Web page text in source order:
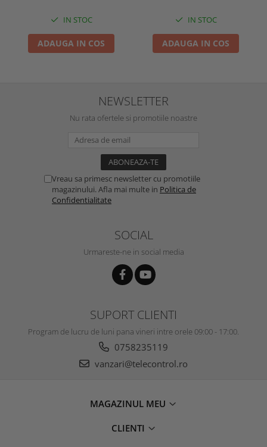
IN STOC
ADAUGA IN COS
IN STOC
ADAUGA IN COS
NEWSLETTER
Nu rata ofertele si promotiile noastre
Vreau sa primesc newsletter cu promotiile
magazinului. Afla mai multe in Politica de
Confidentialitate
SOCIAL
Urmareste-ne in social media
SUPORT CLIENTI
Program de lucru de luni pana vineri intre orele 09:00 - 17:00.
0758235119
vanzari@telecontrol.ro
MAGAZINUL MEU
CLIENTI